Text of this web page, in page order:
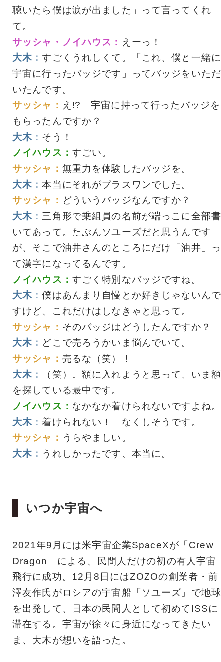
聴いたら僕は涙が出ました」って言ってくれ
て。
サッシャ・ノイハウス： えーっ！
大木：すごくうれしくて。「これ、僕と一緒に
宇宙に行ったバッジです」ってバッジをいただ
いたんです。
サッシャ： え!? 宇宙に持って行ったバッジを
もらったんですか？
大木： そう！
ノイハウス： すごい。
サッシャ： 無重力を体験したバッジを。
大木：本当にそれがプラスワンでした。
サッシャ： どういうバッジなんですか？
大木： 三角形で乗組員の名前が端っこに全部書
いてあって。たぶんソユーズだと思うんです
が、そこで油井さんのところにだけ「油井」っ
て漢字になってるんです。
ノイハウス： すごく特別なバッジですね。
大木：僕はあんまり自慢とか好きじゃないんで
すけど、これだけはしなきゃと思って。
サッシャ： そのバッジはどうしたんですか？
大木： どこで売ろうかいま悩んでいて。
サッシャ： 売るな（笑）！
大木：
（笑）。額に入れようと思って、いま額
を探している最中です。
ノイハウス： なかなか着けられないですよね。
大木：着けられない！ なくしそうです。
サッシャ： うらやましい。
大木： うれしかったです、本当に。
いつか宇宙へ
2021年9月には米宇宙企業SpaceXが「Crew
Dragon」による、民間人だけの初の有人宇宙
飛行に成功。12月8日にはZOZOの創業者・前
澤友作氏がロシアの宇宙船「ソユーズ」で地球
を出発して、日本の民間人として初めてISSに
滞在する。宇宙が徐々に身近になってきたい
ま、大木が想いを語った。